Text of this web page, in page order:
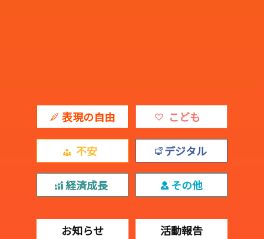
表現の自由 こども
不安 デジタル
経済成長 その他
お知らせ 活動報告